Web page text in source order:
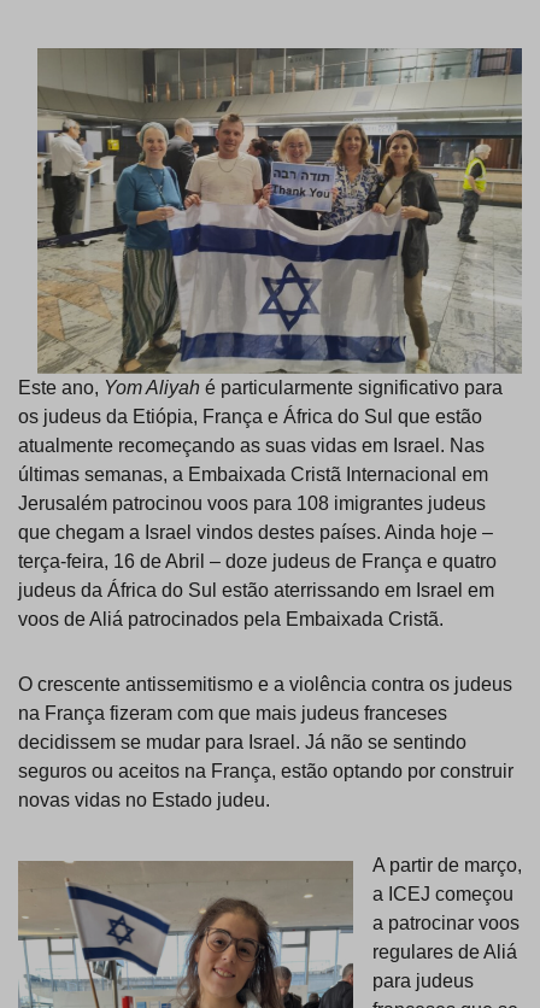
Este ano, Yom Aliyah é particularmente significativo para
os judeus da Etiópia, França e África do Sul que estão
atualmente recomeçando as suas vidas em Israel. Nas
últimas semanas, a Embaixada Cristã Internacional em
Jerusalém patrocinou voos para 108 imigrantes judeus
que chegam a Israel vindos destes países. Ainda hoje –
terça-feira, 16 de Abril – doze judeus de França e quatro
judeus da África do Sul estão aterrissando em Israel em
voos de Aliá patrocinados pela Embaixada Cristã.
O crescente antissemitismo e a violência contra os judeus
na França fizeram com que mais judeus franceses
decidissem se mudar para Israel. Já não se sentindo
seguros ou aceitos na França, estão optando por construir
novas vidas no Estado judeu.
A partir de março,
a ICEJ começou
a patrocinar voos
regulares de Aliá
para judeus